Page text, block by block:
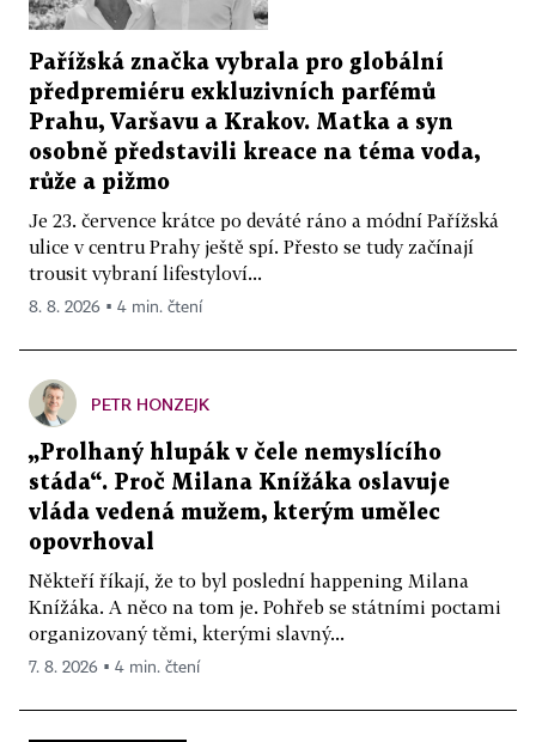
Pařížská značka vybrala pro globální
předpremiéru exkluzivních parfémů
Prahu, Varšavu a Krakov. Matka a syn
osobně představili kreace na téma voda,
růže a pižmo
Je 23. července krátce po deváté ráno a módní Pařížská
ulice v centru Prahy ještě spí. Přesto se tudy začínají
trousit vybraní lifestyloví...
8. 8. 2026 ▪ 4 min. čtení
PETR HONZEJK
„Prolhaný hlupák v čele nemyslícího
stáda“. Proč Milana Knížáka oslavuje
vláda vedená mužem, kterým umělec
opovrhoval
Někteří říkají, že to byl poslední happening Milana
Knížáka. A něco na tom je. Pohřeb se státními poctami
organizovaný těmi, kterými slavný...
7. 8. 2026 ▪ 4 min. čtení